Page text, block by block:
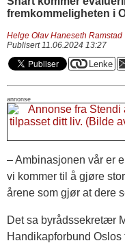
fremkommeligheten i
Helge Olav Haneseth Ramstad
Publisert 11.06.2024 13:27
annonse
– Ambinasjonen vår er
vi kommer til å gjøre
årene som gjør at dere
Det sa byrådssekretær
Handikapforbund